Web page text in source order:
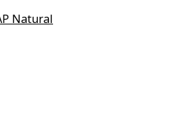
Natural